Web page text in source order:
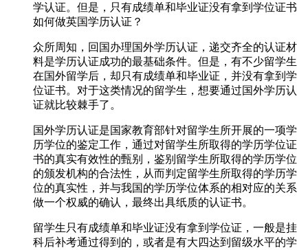
学认证。但是，只有成绩单和毕业证没有拿到学位证书
如何做英国学历认证？
众所周知，回国办理国外学历认证，递交齐全的认证材
料是学历认证成功的最基础条件。但是，有不少留学生
在国外留学后，却只有成绩单和毕业证，并没有拿到学
位证书。对于这类情况的留学生，想要通过国外学历认
证就比较棘手了。
国外学历认证是国家教育部针对留学生所开展的一项学
历学位的鉴定工作，通过对留学生所取得的学历学位证
书的真实有效性的甄别，鉴别留学生所取得的学历学位
的颁发机构的合法性，从而判定留学生所取得的学历学
位的真实性，并与我国的学历学位体系的相对应的关系
做一个权威的确认，最终出具纸质的认证书。
留学生只有成绩单和毕业证没有拿到学位证，一般是挂
科后补考通过得到的，或者是有大四达到留级水平的学